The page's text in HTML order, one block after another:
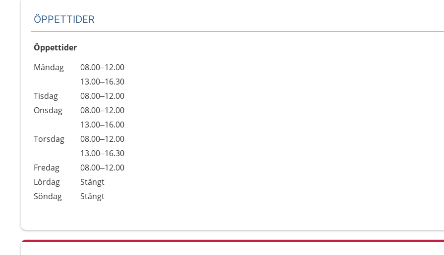
ÖPPETTIDER
Öppettider
Dag
Öppettider
Kommentarer
Måndag
08.00–12.00
13.00–16.30
Tisdag
08.00–12.00
Onsdag
08.00–12.00
13.00–16.00
Torsdag
08.00–12.00
13.00–16.30
Fredag
08.00–12.00
Lördag
Stängt
Söndag
Stängt